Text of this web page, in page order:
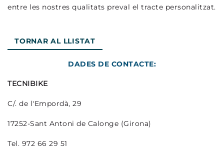
entre les nostres qualitats preval el tracte personalitzat.
TORNAR AL LLISTAT
DADES DE CONTACTE:
TECNIBIKE
C/. de l'Empordà, 29
17252-Sant Antoni de Calonge (Girona)
Tel. 972 66 29 51